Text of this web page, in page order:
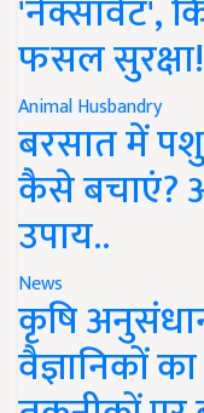
'नेक्सावेट',
फसल सुरक्षा!
Animal Husbandry
बरसात में
कैसे बचाएं?
उपाय..
News
कृषि
वैज्ञानिकों